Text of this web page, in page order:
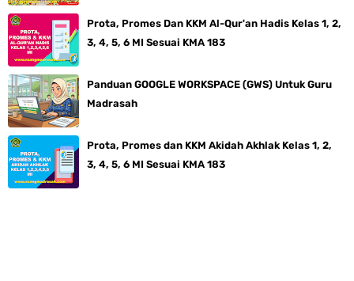
Prota, Promes Dan KKM Al-Qur'an Hadis Kelas 1, 2,
3, 4, 5, 6 MI Sesuai KMA 183
Panduan GOOGLE WORKSPACE (GWS) Untuk Guru
Madrasah
Prota, Promes dan KKM Akidah Akhlak Kelas 1, 2,
3, 4, 5, 6 MI Sesuai KMA 183